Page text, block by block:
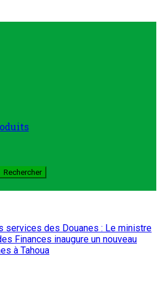
services des Douanes : Le ministre
Finances inaugure un nouveau
à Tahoua